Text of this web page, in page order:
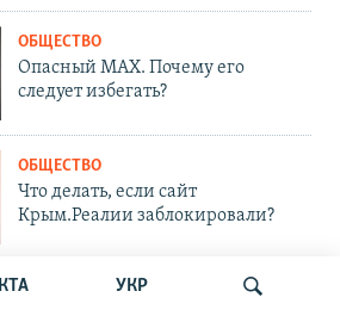
КТА УКР
ОБЩЕСТВО
Опасный MAX. Почему его
следует избегать?
ОБЩЕСТВО
Что делать, если сайт
Крым.Реалии заблокировали?